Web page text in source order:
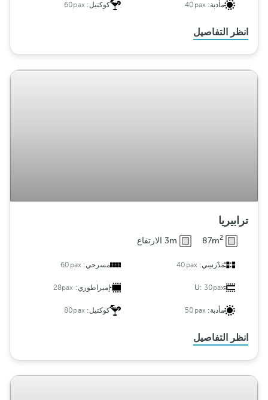
مأدبة:40pax كوكتيل:60pax
انظر التفاصيل
ترابيريا
87m2 3m الارتفاع
مَدْرسِي:40pax مسرحي:60pax
U: 30pax إمبراطوري: 28pax
مأدبة:50pax كوكتيل:80pax
انظر التفاصيل